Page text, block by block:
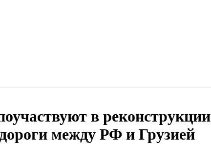
в реконструкции
между РФ и Грузией